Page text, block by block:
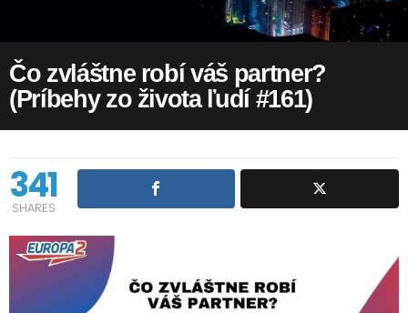
Čo zvláštne robí váš partner?
(Príbehy zo života ľudí #161)
341
SHARES